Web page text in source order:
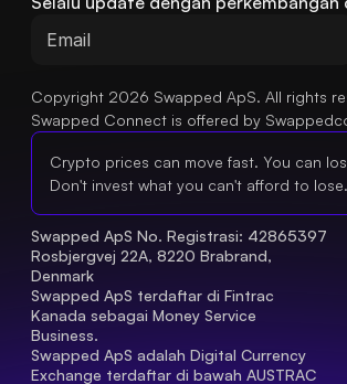
Copyright 2026 Swapped ApS. All rights
Swapped Connect is offered by
Crypto prices can move fast. You can
Don't invest what you can't afford to lose.
Swapped ApS No. Registrasi: 42865397
Rosbjergvej 22A, 8220 Brabrand,
Denmark
Swapped ApS terdaftar di Fintrac
Kanada sebagai Money Service
Business.
Swapped ApS adalah Digital Currency
Exchange terdaftar di bawah AUSTRAC